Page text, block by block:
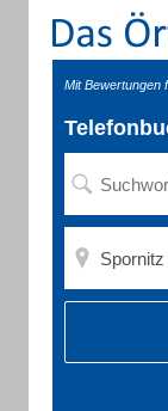
Mit Bewertungen